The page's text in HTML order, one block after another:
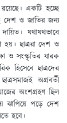
রয়েছে। একটি হচ্ছে
দেশ ও জাতির জন্য
যথাযথভাবে
ছাত্ররা দেশ ও
ও সংস্কৃতির ধারক
হিসেবে ছাত্রদের
অগ্রবর্তী
অংশগ্রহণ ছিল
ঝাপিয়ে পড়ে দেশ
হবে।